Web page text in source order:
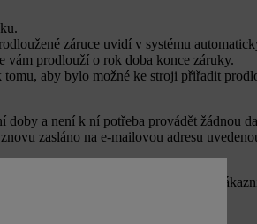
záruce uvidí v systému
prodlouží o rok doba konce záruky.
aby bylo možné ke stroji přiřadit
a není k ní potřeba provádět žádnou
zasláno na e‑mailovou adresu
neobdrželi, prosím kontaktujte naši